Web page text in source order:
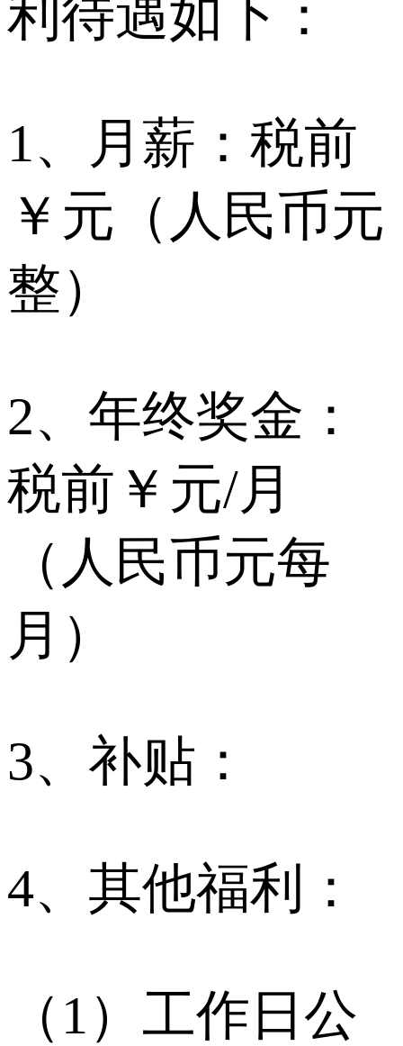
利待遇如下：
1、月薪：税前
￥元（人民币元
整）
2、年终奖金：
税前￥元/月
（人民币元每
月）
3、补贴：
4、其他福利：
（1）工作日公